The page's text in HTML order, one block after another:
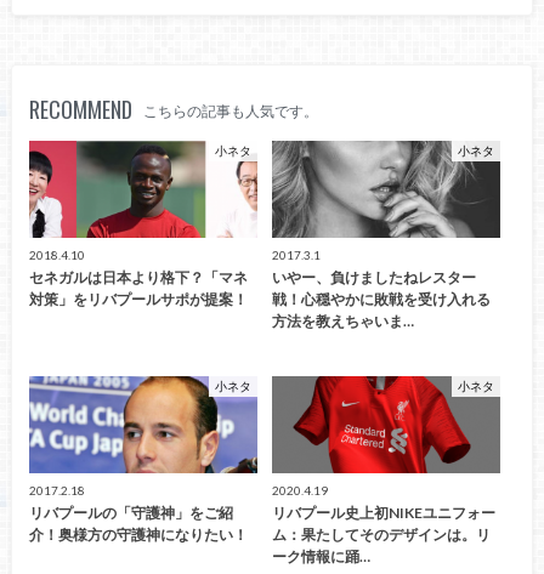
RECOMMEND こちらの記事も人気です。
小ネタ
2018.4.10
セネガルは日本より格下？「マネ
対策」をリバプールサポが提案！
小ネタ
2017.3.1
いやー、負けましたねレスター
戦！心穏やかに敗戦を受け入れる
方法を教えちゃいま…
小ネタ
2017.2.18
リバプールの「守護神」をご紹
介！奥様方の守護神になりたい！
小ネタ
2020.4.19
リバプール史上初NIKEユニフォー
ム：果たしてそのデザインは。リ
ーク情報に踊…